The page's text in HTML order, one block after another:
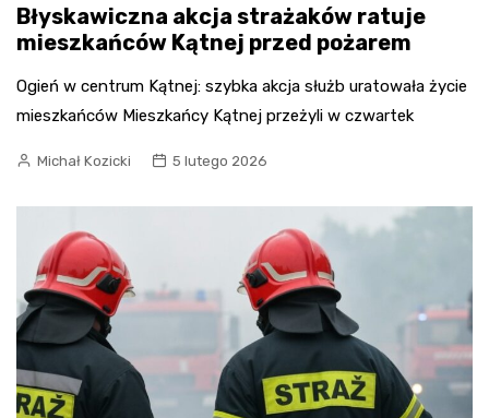
Błyskawiczna akcja strażaków ratuje
mieszkańców Kątnej przed pożarem
Ogień w centrum Kątnej: szybka akcja służb uratowała życie
mieszkańców Mieszkańcy Kątnej przeżyli w czwartek
Michał Kozicki 5 lutego 2026